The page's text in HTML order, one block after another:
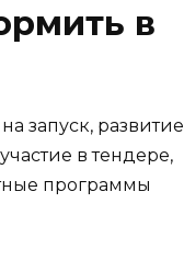
в
запуск, развитие
в тендере,
программы